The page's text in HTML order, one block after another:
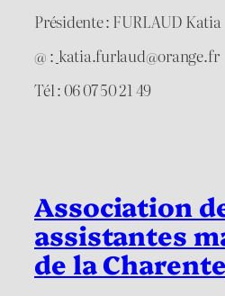
Présidente : FURLAUD Katia
@ : katia.furlaud@orange.fr
Tél : 06 07 50 21 49
Association
assistantes
de la Charente